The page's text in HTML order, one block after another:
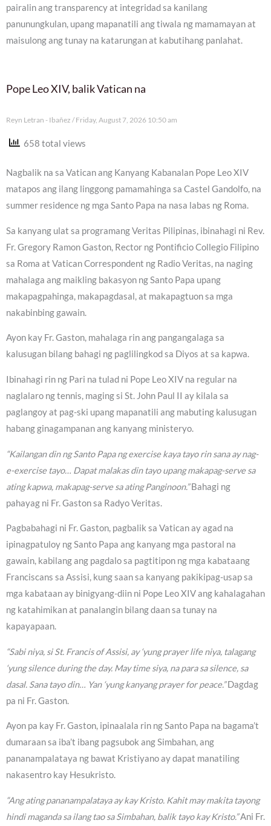
pairalin ang transparency at integridad sa kanilang
panunungkulan, upang mapanatili ang tiwala ng mamamayan at
maisulong ang tunay na katarungan at kabutihang panlahat.
Pope Leo XIV, balik Vatican na
Reyn Letran - Ibañez Friday, August 7, 2026 10:50 am
658 total views
Nagbalik na sa Vatican ang Kanyang Kabanalan Pope Leo XIV
matapos ang ilang linggong pamamahinga sa Castel Gandolfo, na
summer residence ng mga Santo Papa na nasa labas ng Roma.
Sa kanyang ulat sa programang Veritas Pilipinas, ibinahagi ni Rev.
Fr. Gregory Ramon Gaston, Rector ng Pontificio Collegio Filipino
sa Roma at Vatican Correspondent ng Radio Veritas, na naging
mahalaga ang maikling bakasyon ng Santo Papa upang
makapagpahinga, makapagdasal, at makapagtuon sa mga
nakabinbing gawain.
Ayon kay Fr. Gaston, mahalaga rin ang pangangalaga sa
kalusugan bilang bahagi ng paglilingkod sa Diyos at sa kapwa.
Ibinahagi rin ng Pari na tulad ni Pope Leo XIV na regular na
naglalaro ng tennis, maging si St. John Paul II ay kilala sa
paglangoy at pag-ski upang mapanatili ang mabuting kalusugan
habang ginagampanan ang kanyang ministeryo.
“Kailangan din ng Santo Papa ng exercise kaya tayo rin sana ay nag-
e-exercise tayo… Dapat malakas din tayo upang makapag-serve sa
ating kapwa, makapag-serve sa ating Panginoon.”Bahagi ng
pahayag ni Fr. Gaston sa Radyo Veritas.
Pagbabahagi ni Fr. Gaston, pagbalik sa Vatican ay agad na
ipinagpatuloy ng Santo Papa ang kanyang mga pastoral na
gawain, kabilang ang pagdalo sa pagtitipon ng mga kabataang
Franciscans sa Assisi, kung saan sa kanyang pakikipag-usap sa
mga kabataan ay binigyang-diin ni Pope Leo XIV ang kahalagahan
ng katahimikan at panalangin bilang daan sa tunay na
kapayapaan.
“Sabi niya, si St. Francis of Assisi, ay ‘yung prayer life niya, talagang
‘yung silence during the day. May time siya, na para sa silence, sa
dasal. Sana tayo din… Yan ‘yung kanyang prayer for peace.”Dagdag
pa ni Fr. Gaston.
Ayon pa kay Fr. Gaston, ipinaalala rin ng Santo Papa na bagama’t
dumaraan sa iba’t ibang pagsubok ang Simbahan, ang
pananampalataya ng bawat Kristiyano ay dapat manatiling
nakasentro kay Hesukristo.
“Ang ating pananampalataya ay kay Kristo. Kahit may makita tayong
hindi maganda sa ilang tao sa Simbahan, balik tayo kay Kristo.”Ani Fr.